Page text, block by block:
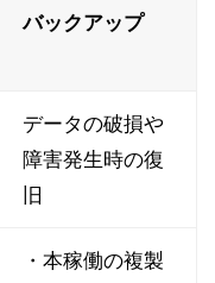
バックアップ
データの破損や
障害発生時の復
旧
・本稼働の複製